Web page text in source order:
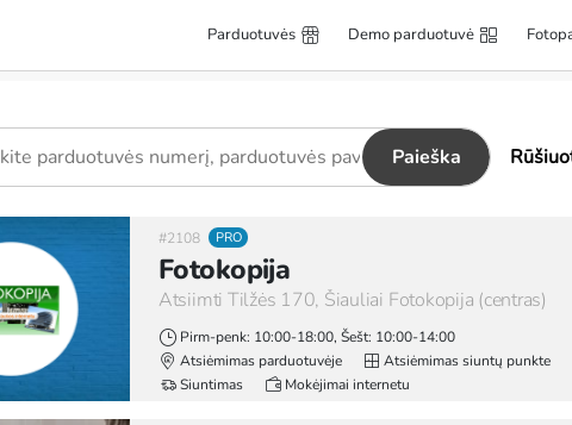
Parduotuvės Demo parduotuvė
Paieška
#2108 PRO
Fotokopija
Atsiimti Tilžės 170, Šiauliai Fotokopija (centras)
Pirm-penk: 10:00-18:00, Šešt: 10:00-14:00
Atsiėmimas parduotuvėje
Atsiėmimas siuntų punkte
Siuntimas
Mokėjimai internetu